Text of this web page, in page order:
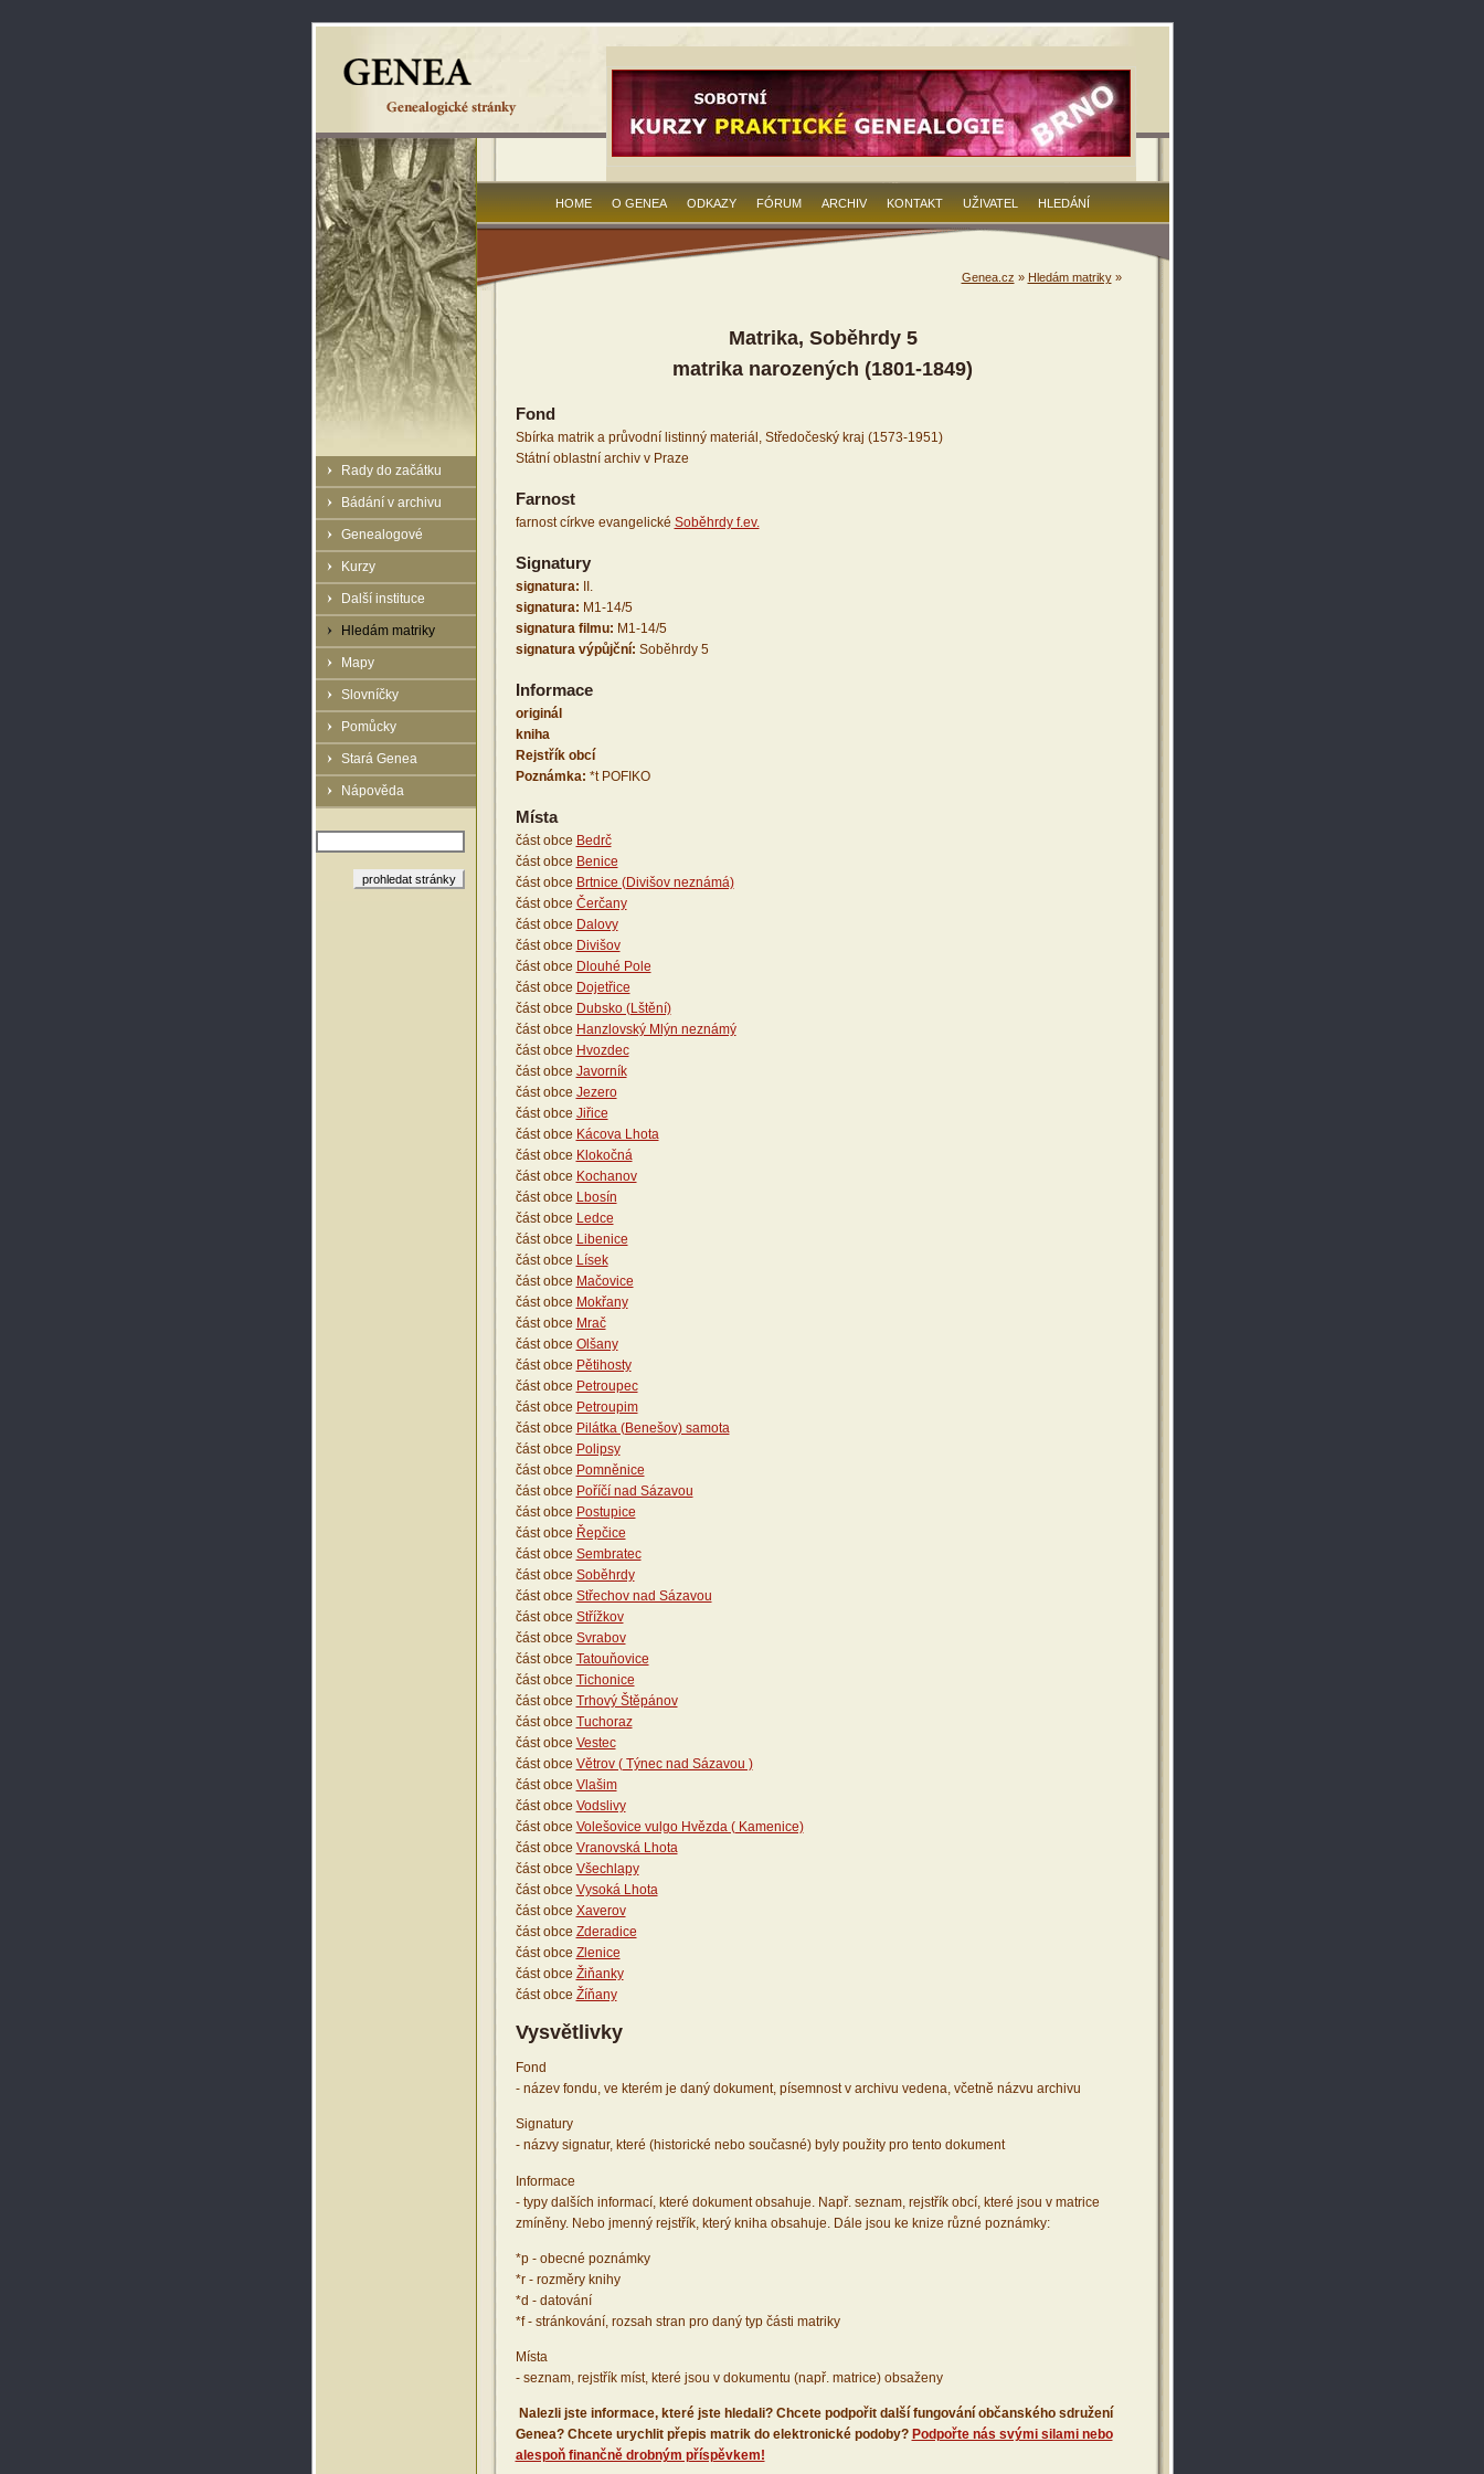
Rady do začátku
Bádání v archivu
Genealogové
Kurzy
Další instituce
Hledám matriky
Mapy
Slovníčky
Pomůcky
Stará Genea
Nápověda
HOME O GENEA ODKAZY FÓRUM ARCHIV KONTAKT UŽIVATEL HLEDÁNÍ
Genea.cz » Hledám matriky»
Matrika, Soběhrdy 5
matrika narozených (1801-1849)
Fond
Sbírka matrik a průvodní listinný materiál, Středočeský kraj (1573-1951)
Státní oblastní archiv v Praze
Farnost
farnost církve evangelické Soběhrdy f.ev.
Signatury
signatura: II.
signatura: M1-14/5
signatura filmu: M1-14/5
signatura výpůjční: Soběhrdy 5
Informace
originál
kniha
Rejstřík obcí
Poznámka: *t POFIKO
Místa
část obce Bedrč
část obce Benice
část obce Brtnice (Divišov neznámá)
část obce Čerčany
část obce Dalovy
část obce Divišov
část obce Dlouhé Pole
část obce Dojetřice
část obce Dubsko (Lštění)
část obce Hanzlovský Mlýn neznámý
část obce Hvozdec
část obce Javorník
část obce Jezero
část obce Jiřice
část obce Kácova Lhota
část obce Klokočná
část obce Kochanov
část obce Lbosín
část obce Ledce
část obce Libenice
část obce Lísek
část obce Mačovice
část obce Mokřany
část obce Mrač
část obce Olšany
část obce Pětihosty
část obce Petroupec
část obce Petroupim
část obce Pilátka (Benešov) samota
část obce Polipsy
část obce Pomněnice
část obce Poříčí nad Sázavou
část obce Postupice
část obce Řepčice
část obce Sembratec
část obce Soběhrdy
část obce Střechov nad Sázavou
část obce Střížkov
část obce Svrabov
část obce Tatouňovice
část obce Tichonice
část obce Trhový Štěpánov
část obce Tuchoraz
část obce Vestec
část obce Větrov ( Týnec nad Sázavou )
část obce Vlašim
část obce Vodslivy
část obce Volešovice vulgo Hvězda ( Kamenice)
část obce Vranovská Lhota
část obce Všechlapy
část obce Vysoká Lhota
část obce Xaverov
část obce Zderadice
část obce Zlenice
část obce Žiňanky
část obce Žíňany
Vysvětlivky
Fond
- název fondu, ve kterém je daný dokument, písemnost v archivu vedena, včetně názvu archivu
Signatury
- názvy signatur, které (historické nebo současné) byly použity pro tento dokument
Informace
- typy dalších informací, které dokument obsahuje. Např. seznam, rejstřík obcí, které jsou v matrice
zmíněny. Nebo jmenný rejstřík, který kniha obsahuje. Dále jsou ke knize různé poznámky:
*p - obecné poznámky
*r - rozměry knihy
*d - datování
*f - stránkování, rozsah stran pro daný typ části matriky
Místa
- seznam, rejstřík míst, které jsou v dokumentu (např. matrice) obsaženy
Nalezli jste informace, které jste hledali? Chcete podpořit další fungování občanského sdružení
Genea? Chcete urychlit přepis matrik do elektronické podoby? Podpořte nás svými silami nebo
alespoň finančně drobným příspěvkem!